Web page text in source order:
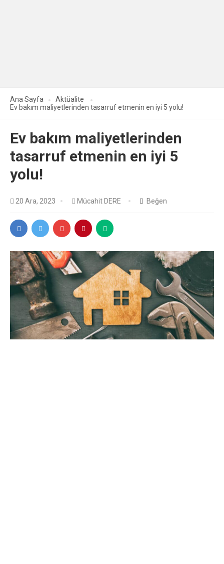
Ana Sayfa
Aktüalite
Ev bakım maliyetlerinden tasarruf etmenin en iyi 5 yolu!
Ev bakım maliyetlerinden
tasarruf etmenin en iyi 5
yolu!
20 Ara, 2023 Mücahit DERE Beğen